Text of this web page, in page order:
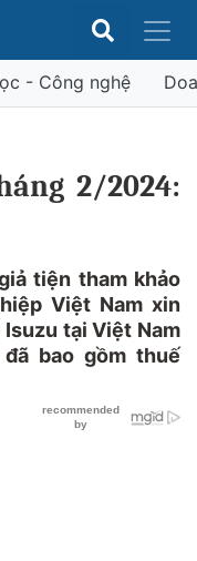
- Công nghệ
2/2024:
tiện tham khảo
Việt Nam xin
tại Việt Nam
bao gồm thuế